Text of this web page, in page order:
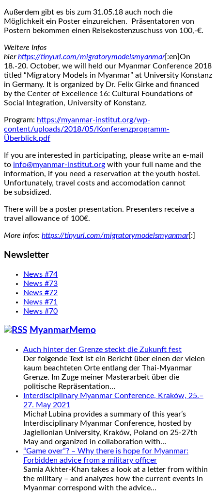
Außerdem gibt es bis zum 31.05.18 auch noch die
Möglichkeit ein Poster einzureichen. Präsentatoren von
Postern bekommen einen Reisekostenzuschuss von 100,-€.
Weitere Infos
hierhttps://tinyurl.com/migratorymodelsmyanmar[:en]On
18.-20. October, we will held our Myanmar Conference 2018
titled “Migratory Models in Myanmar” at University Konstanz
in Germany. It is organized by Dr. Felix Girke and financed
by the Center of Excellence 16: Cultural Foundations of
Social Integration, University of Konstanz.
Program: https://myanmar-institut.org/wp-
content/uploads/2018/05/Konferenzprogramm-
Überblick.pdf
If you are interested in participating, please write an e-mail
to info@myanmar-institut.org with your full name and the
information, if you need a reservation at the youth hostel.
Unfortunately, travel costs and accomodation cannot
be subsidized.
There will be a poster presentation. Presenters receive a
travel allowance of 100€.
More infos: https://tinyurl.com/migratorymodelsmyanmar[:]
Newsletter
News #74
News #73
News #72
News #71
News #70
MyanmarMemo
Auch hinter der Grenze steckt die Zukunft fest
Der folgende Text ist ein Bericht über einen der vielen
kaum beachteten Orte entlang der Thai-Myanmar
Grenze. Im Zuge meiner Masterarbeit über die
politische Repräsentation…
Interdisciplinary Myanmar Conference, Kraków, 25.–
27. May 2021
Michał Lubina provides a summary of this year’s
Interdisciplinary Myanmar Conference, hosted by
Jagiellonian University, Kraków, Poland on 25-27th
May and organized in collaboration with…
“Game over”? – Why there is hope for Myanmar:
Forbidden advice from a military officer
Samia Akhter-Khan takes a look at a letter from within
the military – and analyzes how the current events in
Myanmar correspond with the advice…